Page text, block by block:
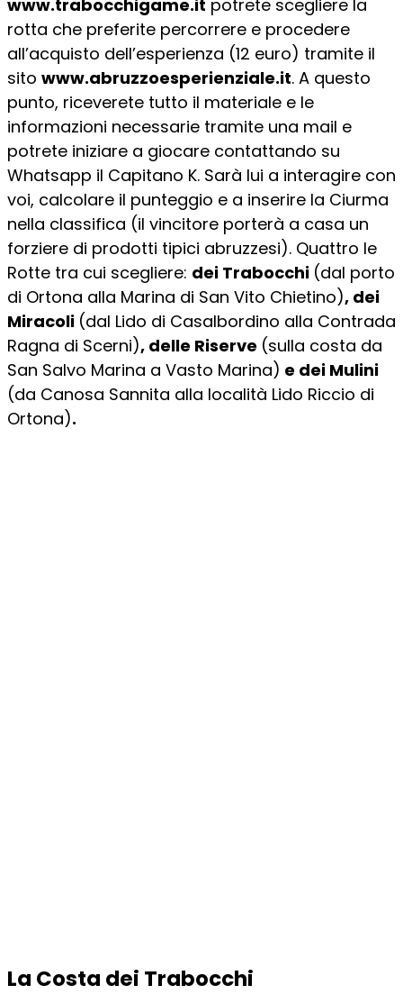
www.trabocchigame.it potrete scegliere la
rotta che preferite percorrere e procedere
all’acquisto dell’esperienza (12 euro) tramite il
sito www.abruzzoesperienziale.it. A questo
punto, riceverete tutto il materiale e le
informazioni necessarie tramite una mail e
potrete iniziare a giocare contattando su
Whatsapp il Capitano K. Sarà lui a interagire con
voi, calcolare il punteggio e a inserire la Ciurma
nella classifica (il vincitore porterà a casa un
forziere di prodotti tipici abruzzesi). Quattro le
Rotte tra cui scegliere: dei Trabocchi (dal porto
di Ortona alla Marina di San Vito Chietino), dei
Miracoli (dal Lido di Casalbordino alla Contrada
Ragna di Scerni), delle Riserve (sulla costa da
San Salvo Marina a Vasto Marina) e dei Mulini
(da Canosa Sannita alla località Lido Riccio di
Ortona).
La Costa dei Trabocchi